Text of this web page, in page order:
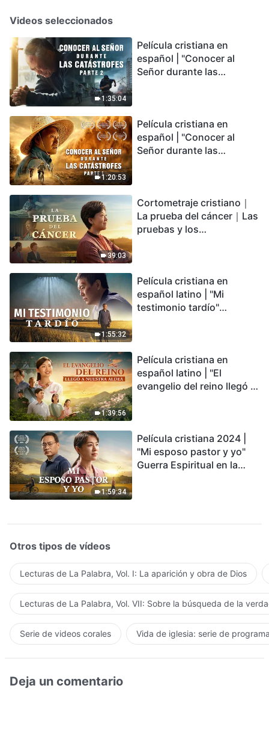
Videos seleccionados
1:35:04
Película cristiana en
español | "Conocer al
Señor durante las
podemos sobrevivir?
1:20:53
Película cristiana en
español | "Conocer al
Señor durante las
encontrarás refugio?
39:03
Cortometraje cristiano｜
La prueba del cáncer｜Las
pruebas y los
1:55:32
Película cristiana en
español latino | "Mi
testimonio tardío"
conmovedor
1:39:56
Película cristiana en
español latino | "El
evangelio del reino llegó a
1:59:34
Película cristiana 2024 |
"Mi esposo pastor y yo"
Guerra Espiritual en la
Otros tipos de vídeos
Lecturas de La Palabra, Vol. I: La aparición y obra de Dios
Lecturas de La Palabra, Vol. VII: Sobre la búsqueda de la
Serie de videos corales Vida de iglesia: serie de
Deja un comentario